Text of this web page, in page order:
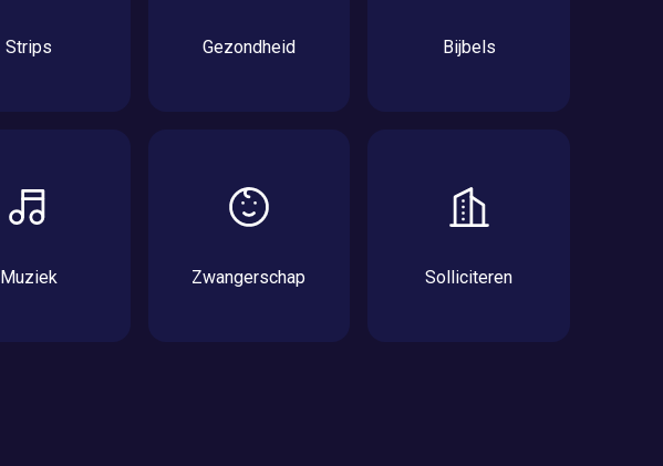
Strips Gezondheid Bijbels
Muziek Zwangerschap Solliciteren